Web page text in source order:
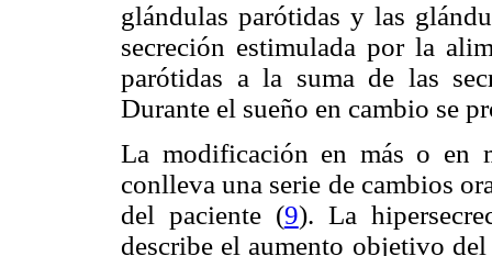
glándulas parótidas y las
secreción estimulada por la
parótidas a la suma de las
Durante el sueño en cambio se
La modificación en más o en
conlleva una serie de cambios
del paciente (9). La
describe el aumento objetivo